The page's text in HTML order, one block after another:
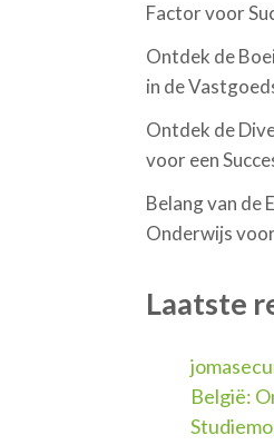
Factor voor
Ontdek de
in de
Ontdek de
voor een
Belang van de
Onderwijs
Laatste
België: